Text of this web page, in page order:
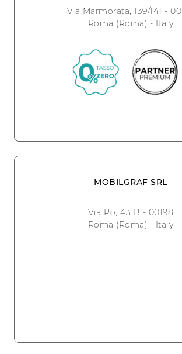
Via Marmorata, 139/141 -
Roma (Roma) - Italy
MOBILGRAF SRL
Via Po, 43 B - 00198
Roma (Roma) - Italy